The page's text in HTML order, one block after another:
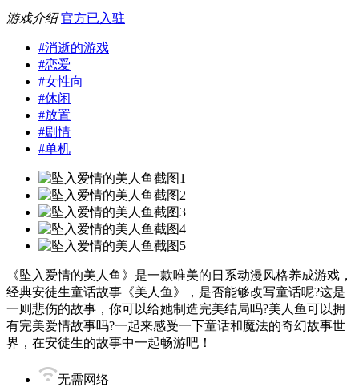
游戏介绍 官方已入驻
#消逝的游戏
#恋爱
#女性向
#休闲
#放置
#剧情
#单机
《坠入爱情的美人鱼》是一款唯美的日系动漫风格养成游戏，
经典安徒生童话故事《美人鱼》，是否能够改写童话呢?这是
一则悲伤的故事，你可以给她制造完美结局吗?美人鱼可以拥
有完美爱情故事吗?一起来感受一下童话和魔法的奇幻故事世
界，在安徒生的故事中一起畅游吧！
无需网络